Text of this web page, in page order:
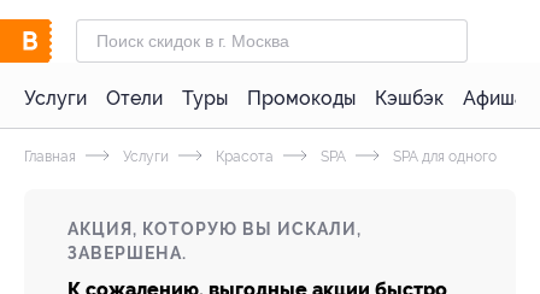
Услуги Отели Туры Промокоды Кэшбэк Афиша
Главная Услуги Красота SPA SPA для одного
АКЦИЯ, КОТОРУЮ ВЫ ИСКАЛИ,
ЗАВЕРШЕНА.